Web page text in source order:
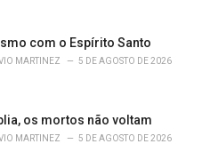
com o Espírito Santo
MARTINEZ 5 DE AGOSTO DE 2026
os mortos não voltam
MARTINEZ 5 DE AGOSTO DE 2026